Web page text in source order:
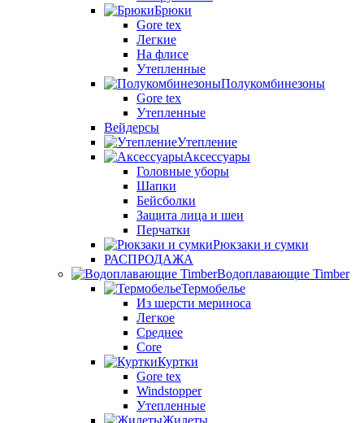
Брюки
Gore tex
Легкие
На флисе
Утепленные
Полукомбинезоны
Gore tex
Утепленные
Вейдерсы
Утепление
Аксессуары
Головные уборы
Шапки
Бейсболки
Защита лица и шеи
Перчатки
Рюкзаки и сумки
РАСПРОДАЖА
Водоплавающие Timber
Термобелье
Из шерсти мериноса
Легкое
Среднее
Core
Куртки
Gore tex
Windstopper
Утепленные
Жилеты